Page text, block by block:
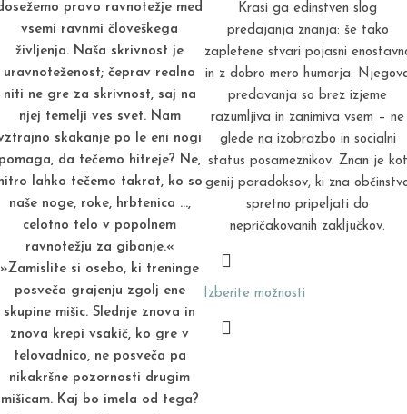
pravo ravnotežje med
vsemi ravnmi človeškega
življenja. Naša skrivnost je
uravnoteženost; čeprav realno
niti ne gre za skrivnost, saj na
njej temelji ves svet. Nam
skakanje po le eni nogi
da tečemo hitreje? Ne,
lahko tečemo takrat, ko so
naše noge, roke, hrbtenica …,
celotno telo v popolnem
ravnotežju za gibanje.«
»Zamislite si osebo, ki treninge
posveča grajenju zgolj ene
skupine mišic. Slednje znova in
znova krepi vsakič, ko gre v
telovadnico, ne posveča pa
nikakršne pozornosti drugim
mišicam. Kaj bo imela od tega?
Krasi ga edinstven slog
predajanja znanja: še tako
zapletene stvari pojasni
in z dobro mero humorja.
predavanja so brez izjeme
razumljiva in zanimiva vsem – ne
glede na izobrazbo in socialni
status posameznikov. Znan je kot
genij paradoksov, ki zna
spretno pripeljati do
nepričakovanih zaključkov.
Izberite možnosti